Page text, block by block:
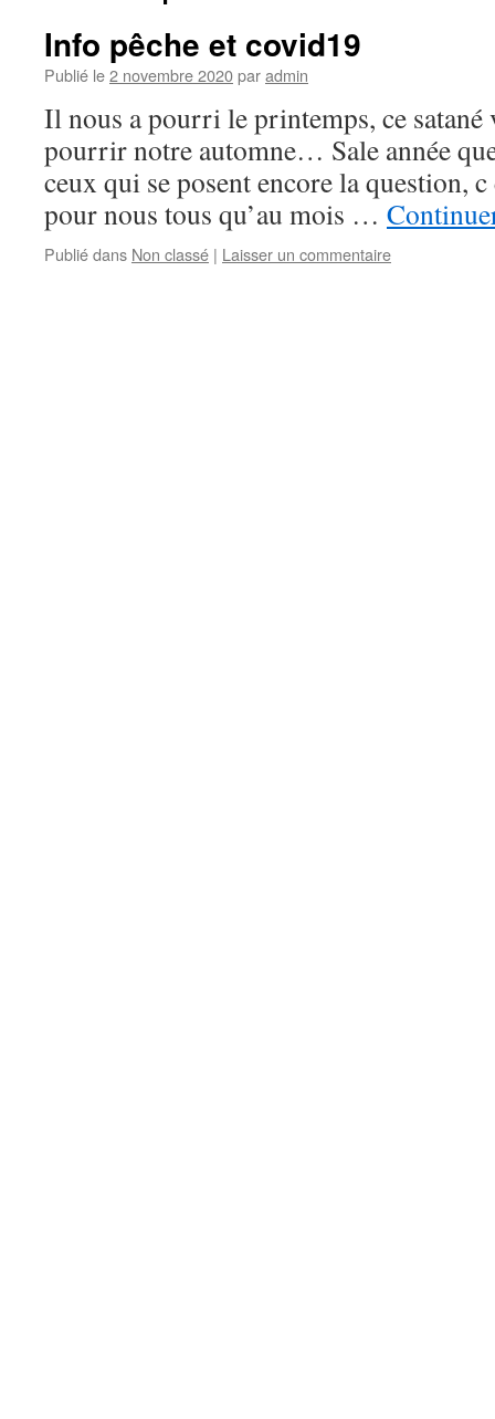
Info pêche et covid19
Publié le2 novembre 2020paradmin
Il nous a pourri le printemps, ce satané
pourrir notre automne… Sale année
ceux qui se posent encore la question,
pour nous tous qu’au mois …
Publié dans Non classé | Laisser un commentaire